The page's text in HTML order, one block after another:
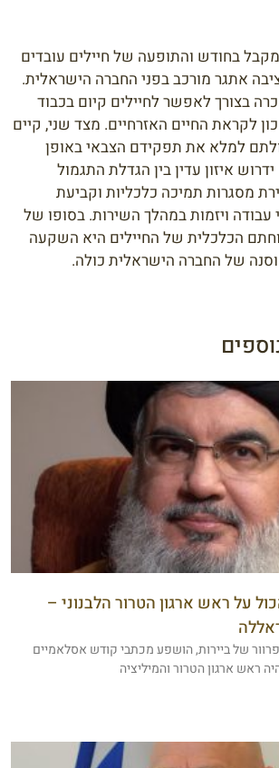
בחודש והתופעה של חיילים עובדים
אתגר מורכב בפני החברה הישראלית.
בצורך לאפשר לחיילים קיום בכבוד
לקראת החיים האזרחיים. מצד שני, קיים
למלא את תפקידם הצבאי באופן
איזון עדין בין הגדלת התגמול
מסגרות תמיכה כלכליות וקביעת
עבודה ויזמות במהלך השירות. בסופו של
הכלכלית של החיילים היא השקעה
של החברה הישראלית כולה.
על ראש ארגון הטרור הלבנוני –
נולד בשנות ה-60 בפרוור של ביירות, הושפע מכתבי קודש אסלאמיים